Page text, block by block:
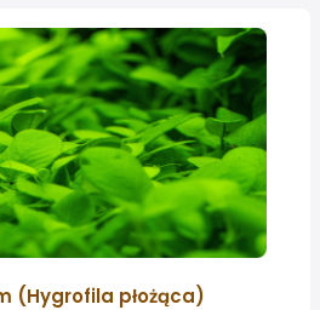
(Hygrofila płożąca)